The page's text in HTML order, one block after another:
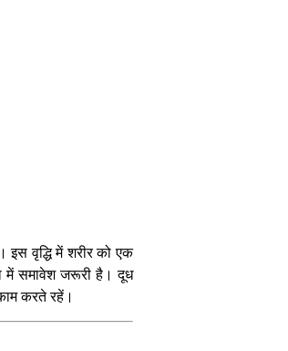
इस वृद्धि में शरीर को एक
में समावेश जरूरी है। दूध
करते रहें।